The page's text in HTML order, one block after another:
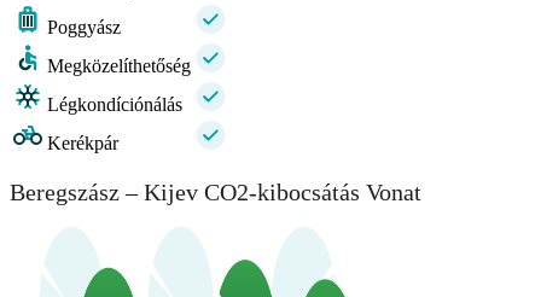
Poggyász
Megközelíthetőség
Légkondíciónálás
Kerékpár
Beregszász – Kijev CO2-kibocsátás Vonat